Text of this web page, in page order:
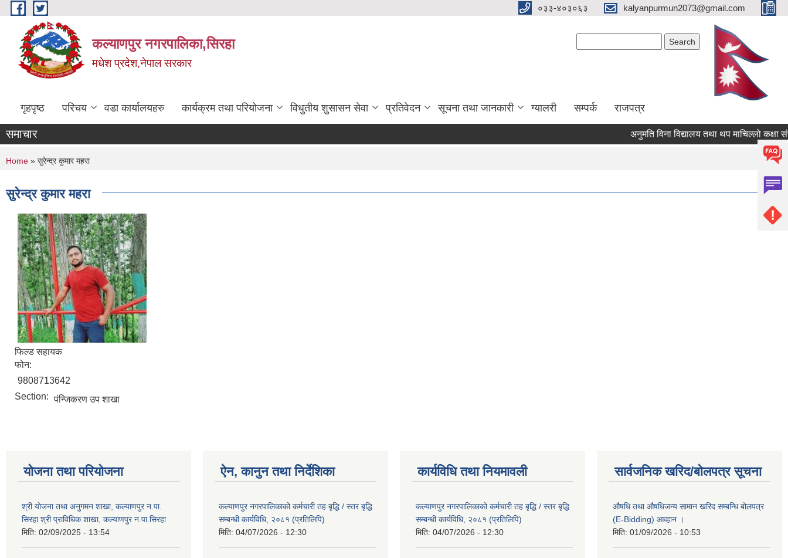
Skip to main content ०३३-४०३०६३ kalyanpurmun2073@gmail.com
कल्याणपुर नगरपालिका,सिरहा
मधेश प्रदेश,नेपाल सरकार
गृहपृष्ठ परिचय वडा कार्यालयहरु कार्यक्रम तथा परियोजना विधुतीय शुसासन सेवा प्रतिवेदन सूचना तथा जानकारी ग्यालरी सम्पर्क राजपत्र
समाचार अनुमति विना विद्यालय तथा थप माचिल्लो कक्षा
You are here
Home » सुरेन्द्र कुमार महरा
सुरेन्द्र कुमार महरा
फिल्ड सहायक
फोन:
9808713642
Section: पंन्जिकरण उप शाखा
योजना तथा परियोजना
श्री योजना तथा अनुगमन शाखा, कल्याणपुर न.पा.
सिरहा श्री प्राविधिक शाखा, कल्याणपुर न.पा.सिरहा
मिति: 02/09/2025 - 13:54
ऐन, कानुन तथा निर्देशिका
कल्याणपुर नगरपालिकाको कर्मचारी तह बृद्धि / स्तर बृद्धि
सम्बन्धी कार्यविधि, २०८१ (प्रतिलिपि)
मिति: 04/07/2026 - 12:30
कार्यविधि तथा नियमावली
कल्याणपुर नगरपालिकाको कर्मचारी तह बृद्धि / स्तर बृद्धि
सम्बन्धी कार्यविधि, २०८१ (प्रतिलिपि)
मिति: 04/07/2026 - 12:30
सार्वजनिक खरिद/बोलपत्र सूचना
औषधि तथा औषधिजन्य सामान खरिद सम्बन्धि बोलपत्र
(E-Bidding) आव्हान ।
मिति: 01/09/2026 - 10:53